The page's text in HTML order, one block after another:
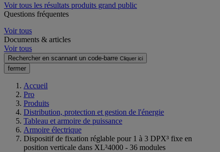
Voir tous les résultats produits grand public
Questions fréquentes
Voir tous
Documents & articles
Voir tous
Rechercher en scannant un code-barre Cliquer ici
fermer
Accueil
Pro
Produits
Distribution, protection et gestion de l'énergie
Tableau et armoire de puissance
Armoire électrique
Dispositif de fixation réglable pour 1 à 3 DPX³ fixe en
position verticale dans XL³4000 - 36 modules